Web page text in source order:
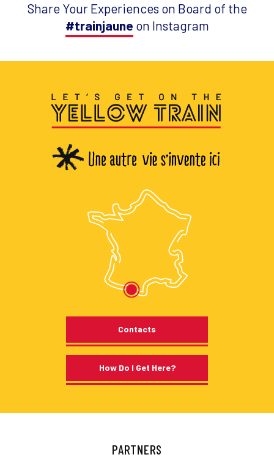
Share Your Experiences on Board of the
#trainjaune on Instagram
Contacts
How Do I Get Here?
PARTNERS